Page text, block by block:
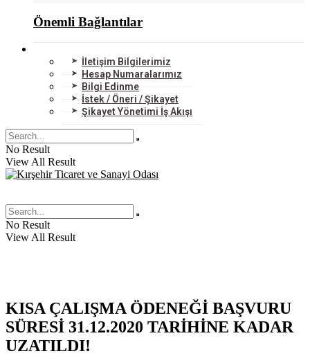
Önemli Bağlantılar
İletişim Bilgilerimiz
Hesap Numaralarımız
Bilgi Edinme
İstek / Öneri / Şikayet
Şikayet Yönetimi İş Akışı
No Result
View All Result
No Result
View All Result
KISA ÇALIŞMA ÖDENEĞİ BAŞVURU
SÜRESİ 31.12.2020 TARİHİNE KADAR
UZATILDI!